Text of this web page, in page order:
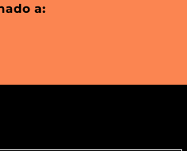
a: